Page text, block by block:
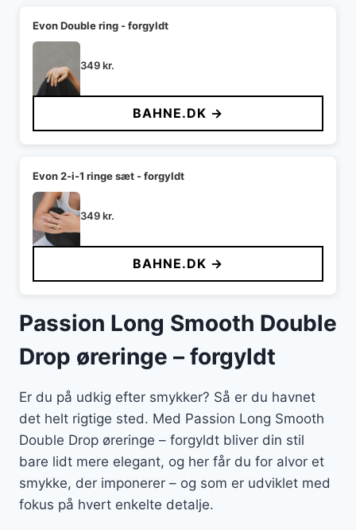
Evon Double ring - forgyldt
349kr.
BAHNE.DK →
Evon 2-i-1 ringe sæt - forgyldt
349kr.
BAHNE.DK →
Passion Long Smooth Double
Drop øreringe – forgyldt
Er du på udkig efter smykker? Så er du havnet
det helt rigtige sted. Med Passion Long Smooth
Double Drop øreringe – forgyldt bliver din stil
bare lidt mere elegant, og her får du for alvor et
smykke, der imponerer – og som er udviklet med
fokus på hvert enkelte detalje.